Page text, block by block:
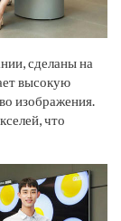
сделаны на
высокую
изображения.
что